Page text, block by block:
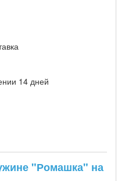
14 дней
"Ромашка" на